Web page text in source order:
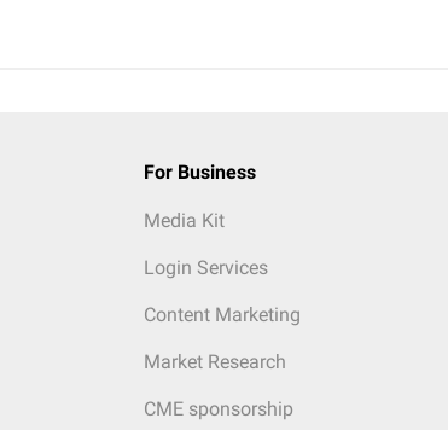
For Business
Media Kit
Login Services
Content Marketing
Market Research
CME sponsorship